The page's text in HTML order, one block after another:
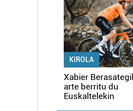
KIROLA
Xabier
arte berritu du
Euskaltelekin